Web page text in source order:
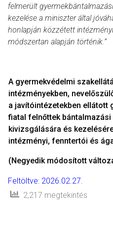
felmerült
kezelése a miniszter által
honlapján közzétett
módszertan alapján történik.”
A gyermekvédelmi
intézményekben,
a javítóintézetekben ellátott
fiatal felnőttek bántalmazási
kivizsgálására és
intézményi, fenntertói és
(Negyedik módosított
Feltöltve: 2026.02.27.
2,217 megtekintés